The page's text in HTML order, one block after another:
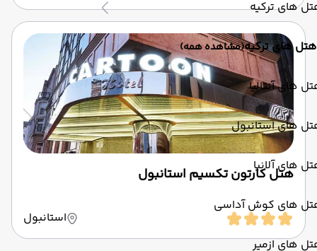
های ترکیه
هتل های ترکیه(مشاهده همه)
های آنتالیا
های استانبول
های آلانیا
های کوش آداسی
های ازمیر
هتل کارتون تکسیم استانبول
استانبول